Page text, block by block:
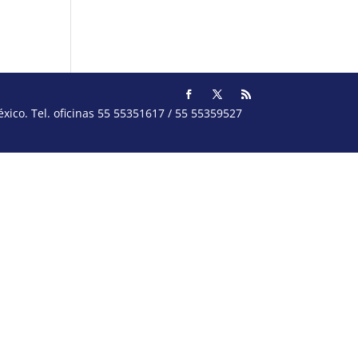
Tel. oficinas 55 55351617 / 55 55359527